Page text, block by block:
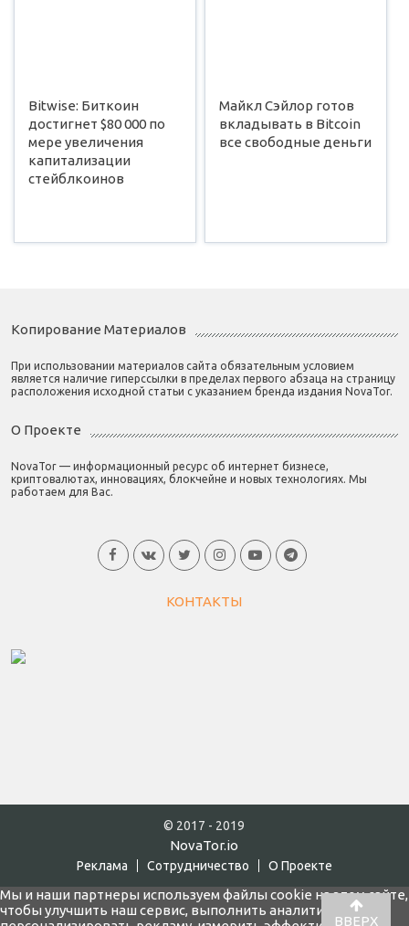
Bitwise: Биткоин
достигнет $80 000 по
мере увеличения
капитализации
стейблкоинов
Майкл Сэйлор готов
вкладывать в Bitcoin
все свободные деньги
Копирование Материалов
При использовании материалов сайта обязательным условием
является наличие гиперссылки в пределах первого абзаца на страницу
расположения исходной статьи с указанием бренда издания NovaTor.
О Проекте
NovaTor — информационный ресурс об интернет бизнесе,
криптовалютах, инновациях, блокчейне и новых технологиях. Мы
работаем для Вас.
КОНТАКТЫ
© 2017 - 2019
NovaTor.io
Реклама Cотрудничество О Проекте
ВВЕРХ
Мы и наши партнеры используем файлы cookie на этом сайте,
чтобы улучшить наш сервис, выполнить аналитику,